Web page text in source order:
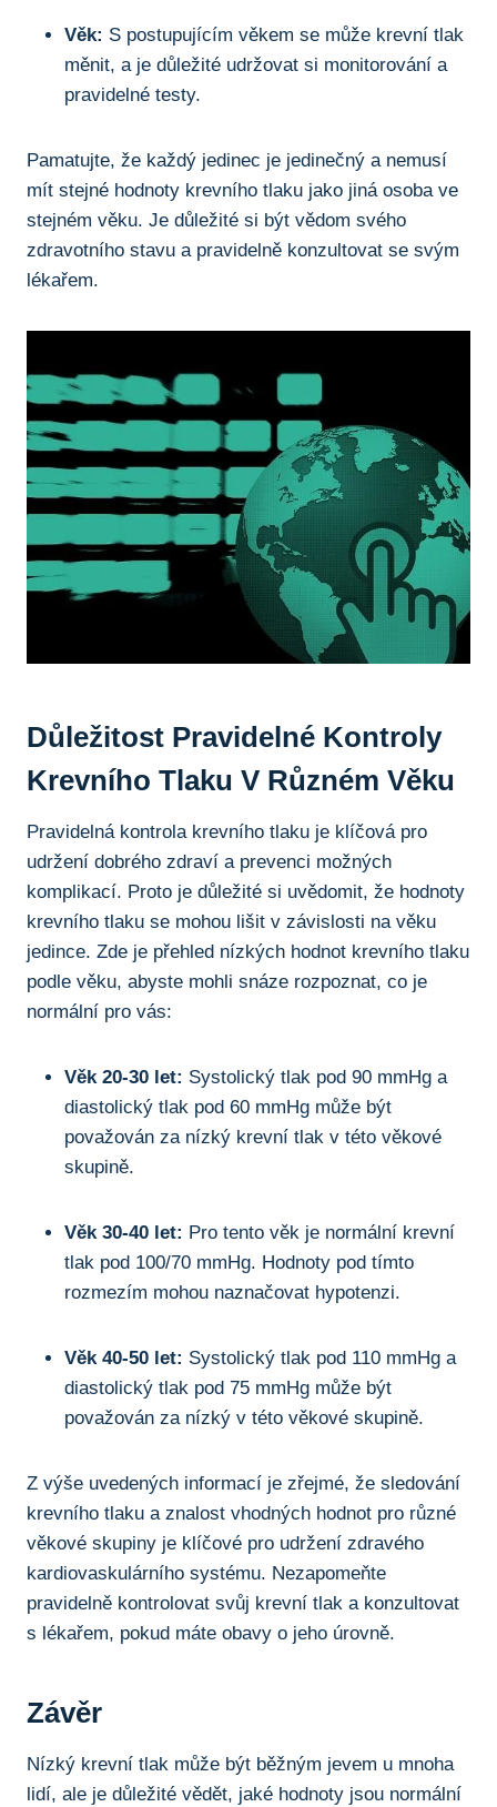
Věk: S postupujícím věkem se může krevní tlak
měnit, a je důležité udržovat si monitorování a
pravidelné testy.
Pamatujte, že každý jedinec je jedinečný a nemusí
mít stejné hodnoty krevního tlaku jako jiná osoba ve
stejném věku. Je důležité si být vědom svého
zdravotního stavu a pravidelně konzultovat se svým
lékařem.
Důležitost Pravidelné Kontroly
Krevního Tlaku V Různém Věku
Pravidelná kontrola krevního tlaku je klíčová pro
udržení dobrého zdraví a prevenci možných
komplikací. Proto je důležité si uvědomit, že hodnoty
krevního tlaku se mohou lišit v závislosti na věku
jedince. Zde je přehled nízkých hodnot krevního tlaku
podle věku, abyste mohli snáze rozpoznat, co je
normální pro vás:
Věk 20-30 let: Systolický tlak pod 90 mmHg a
diastolický tlak pod 60 mmHg může být
považován za nízký krevní tlak v této věkové
skupině.
Věk 30-40 let: Pro tento věk je normální krevní
tlak pod 100/70 mmHg. Hodnoty pod tímto
rozmezím mohou naznačovat hypotenzi.
Věk 40-50 let: Systolický tlak pod 110 mmHg a
diastolický tlak pod 75 mmHg může být
považován za nízký v této věkové skupině.
Z výše uvedených informací je zřejmé, že sledování
krevního tlaku a znalost vhodných hodnot pro různé
věkové skupiny je klíčové pro udržení zdravého
kardiovaskulárního systému. Nezapomeňte
pravidelně kontrolovat svůj krevní tlak a konzultovat
s lékařem, pokud máte obavy o jeho úrovně.
Závěr
Nízký krevní tlak může být běžným jevem u mnoha
lidí, ale je důležité vědět, jaké hodnoty jsou normální